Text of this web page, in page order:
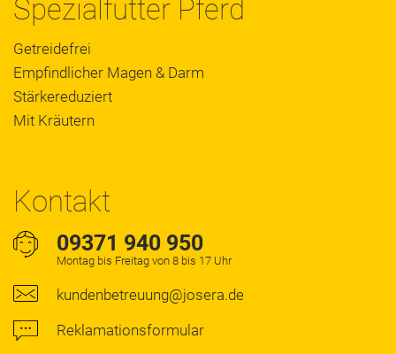
Spezialfutter Pferd
Getreidefrei
Empfindlicher Magen & Darm
Stärkereduziert
Mit Kräutern
Kontakt
09371 940 950
Montag bis Freitag von 8 bis 17 Uhr
kundenbetreuung@josera.de
Reklamationsformular